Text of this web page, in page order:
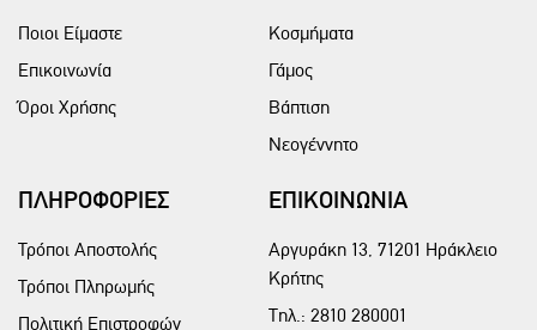
Ποιοι Είμαστε
Επικοινωνία
Όροι Χρήσης
Κοσμήματα
Γάμος
Βάπτιση
Νεογέννητο
ΠΛΗΡΟΦΟΡΙΕΣ
Τρόποι Αποστολής
Τρόποι Πληρωμής
Πολιτική Επιστροφών
ΕΠΙΚΟΙΝΩΝΙΑ
Αργυράκη 13, 71201 Ηράκλειο
Κρήτης
Τηλ.: 2810 280001